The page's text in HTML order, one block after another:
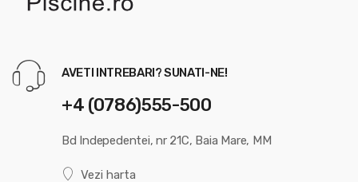
AVETI INTREBARI? SUNATI-NE!
+4 (0786)555-500
Bd Indepedentei, nr 21C, Baia Mare, MM
Vezi harta